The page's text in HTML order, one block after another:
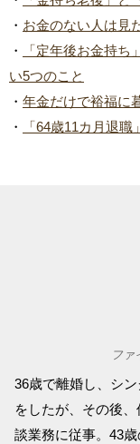
・ お金のない人は見
・
「定年後お金持
い5つのこと
・ 年金だけで裕福に
・
「64歳11カ月退
ファ
36歳で離婚し、シ
をしたが、その後
談業務に従事。43